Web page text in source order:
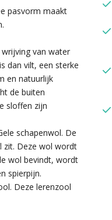
pasvorm maakt
van water
dan vilt, een sterke
en natuurlijk
de buiten
sloffen zijn
schapenwol. De
zit. Deze wol wordt
wol bevindt, wordt
spierpijn.
Deze lerenzool